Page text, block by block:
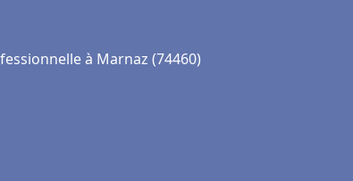
à Marnaz (74460)